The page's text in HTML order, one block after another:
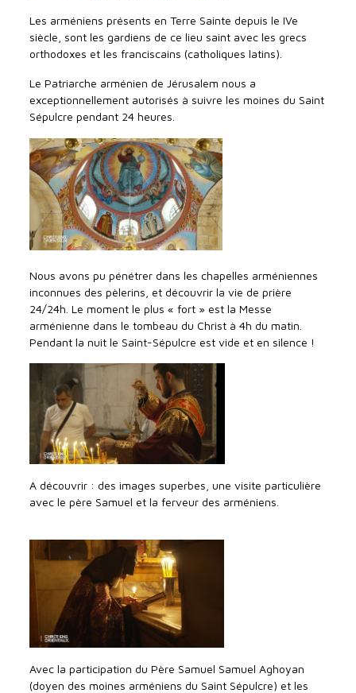
Les arméniens présents en Terre Sainte depuis le IVe
siècle, sont les gardiens de ce lieu saint avec les grecs
orthodoxes et les franciscains (catholiques latins).
Le Patriarche arménien de Jérusalem nous a
exceptionnellement autorisés à suivre les moines du Saint
Sépulcre pendant 24 heures.
Nous avons pu pénétrer dans les chapelles arméniennes
inconnues des pèlerins, et découvrir la vie de prière
24/24h. Le moment le plus « fort » est la Messe
arménienne dans le tombeau du Christ à 4h du matin.
Pendant la nuit le Saint-Sépulcre est vide et en silence !
A découvrir : des images superbes, une visite particulière
avec le père Samuel et la ferveur des arméniens.
Avec la participation du Père Samuel Samuel Aghoyan
(doyen des moines arméniens du Saint Sépulcre) et les